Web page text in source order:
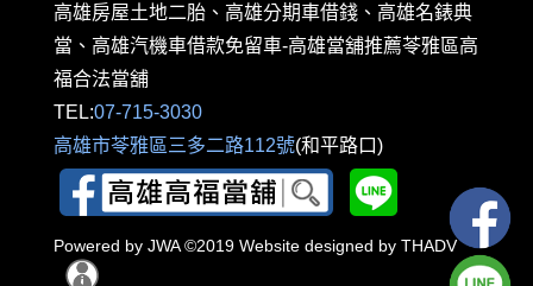
高雄房屋土地二胎、高雄分期車借錢、高雄名錶典
當、高雄汽機車借款免留車-高雄當舖推薦苓雅區高
福合法當舖
TEL:07-715-3030
高雄市苓雅區三多二路112號(和平路口)
Powered byJWA©2019 Website designed by THADV